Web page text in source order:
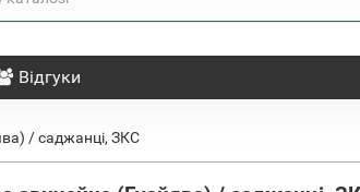
Відгуки
/ саджанці, ЗКС